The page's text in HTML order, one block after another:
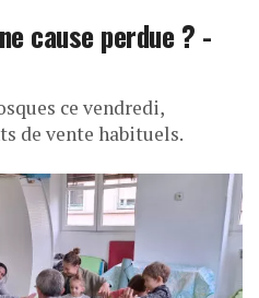
cause perdue ? -
ce vendredi,
de vente habituels.